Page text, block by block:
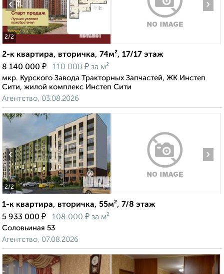
2/2
‹ ›
2-к квартира, вторичка, 74м², 17/17 этаж
8 140 000 ₽ 110 000 ₽ за м²
мкр. Курского Завода Тракторных Запчастей, ЖК Инстеп
Сити, жилой комплекс Инстеп Сити
Агентство, 03.08.2026
2/2
‹ ›
1-к квартира, вторичка, 55м², 7/8 этаж
5 933 000 ₽ 108 000 ₽ за м²
Соловьиная 53
Агентство, 07.08.2026